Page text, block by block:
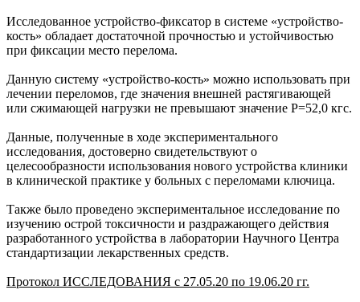
Исследованное устройство-фиксатор в системе «устройство-
кость» обладает достаточной прочностью и устойчивостью
при фиксации место перелома.
Данную систему «устройство-кость» можно использовать при
лечении переломов, где значения внешней растягивающей
или сжимающей нагрузки не превышают значение Р=52,0 кгс.
Данные, полученные в ходе экспериментального
исследования, достоверно свидетельствуют о
целесообразности использования нового устройства клиники
в клинической практике у больных с переломами ключица.
Также было проведено экспериментальное исследование по
изучению острой токсичности и раздражающего действия
разработанного устройства в лаборатории Научного Центра
стандартизации лекарственных средств.
Протокол ИССЛЕДОВАНИЯ с 27.05.20 по 19.06.20 гг.